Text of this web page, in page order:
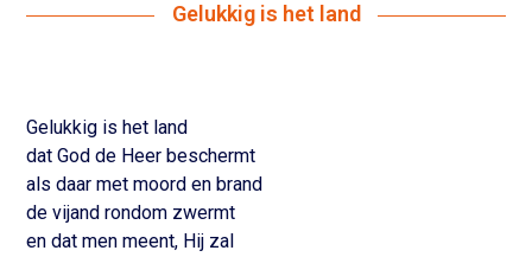
Gelukkig is het land
Gelukkig is het land
dat God de Heer beschermt
als daar met moord en brand
de vijand rondom zwermt
en dat men meent, Hij zal